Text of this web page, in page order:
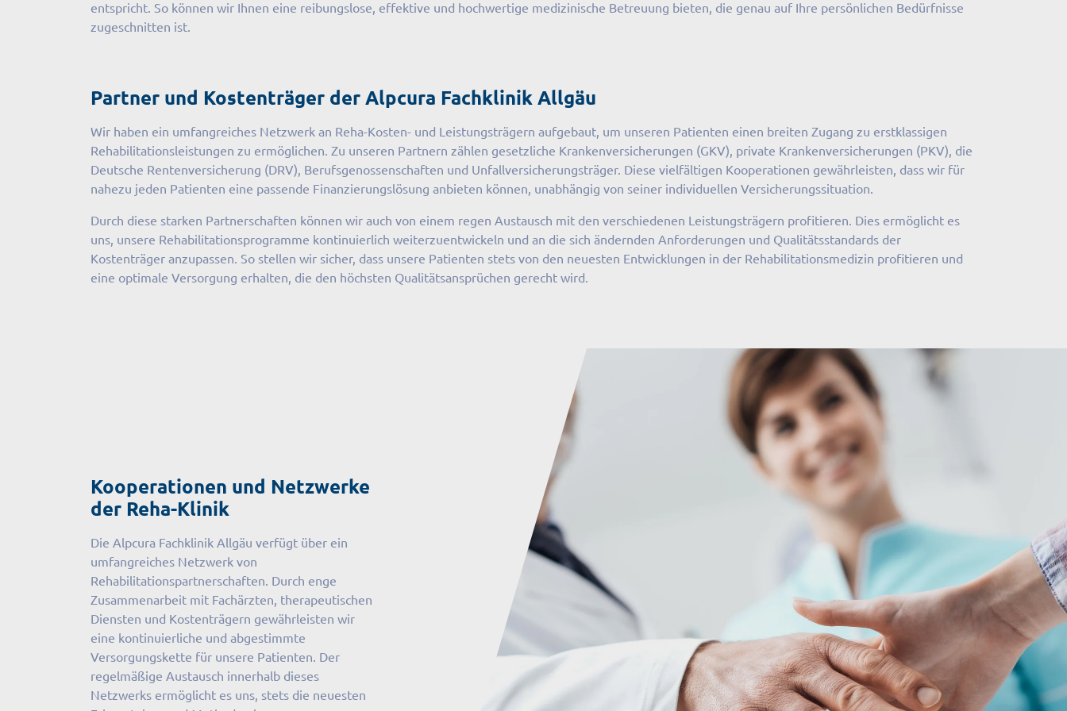
entspricht. So können wir Ihnen eine reibungslose, effektive und hochwertige medizinische Betreuung bieten, die genau auf Ihre persönlichen Bedürfnisse
zugeschnitten ist.
Partner und Kostenträger der Alpcura Fachklinik Allgäu
Wir haben ein umfangreiches Netzwerk an Reha-Kosten- und Leistungsträgern aufgebaut, um unseren Patienten einen breiten Zugang zu erstklassigen
Rehabilitationsleistungen zu ermöglichen. Zu unseren Partnern zählen gesetzliche Krankenversicherungen (GKV), private Krankenversicherungen (PKV), die
Deutsche Rentenversicherung (DRV), Berufsgenossenschaften und Unfallversicherungsträger. Diese vielfältigen Kooperationen gewährleisten, dass wir für
nahezu jeden Patienten eine passende Finanzierungslösung anbieten können, unabhängig von seiner individuellen Versicherungssituation.
Durch diese starken Partnerschaften können wir auch von einem regen Austausch mit den verschiedenen Leistungsträgern profitieren. Dies ermöglicht es
uns, unsere Rehabilitationsprogramme kontinuierlich weiterzuentwickeln und an die sich ändernden Anforderungen und Qualitätsstandards der
Kostenträger anzupassen. So stellen wir sicher, dass unsere Patienten stets von den neuesten Entwicklungen in der Rehabilitationsmedizin profitieren und
eine optimale Versorgung erhalten, die den höchsten Qualitätsansprüchen gerecht wird.
Kooperationen und Netzwerke
der Reha-Klinik
Die Alpcura Fachklinik Allgäu verfügt über ein
umfangreiches Netzwerk von
Rehabilitationspartnerschaften. Durch enge
Zusammenarbeit mit Fachärzten, therapeutischen
Diensten und Kostenträgern gewährleisten wir
eine kontinuierliche und abgestimmte
Versorgungskette für unsere Patienten. Der
regelmäßige Austausch innerhalb dieses
Netzwerks ermöglicht es uns, stets die neuesten